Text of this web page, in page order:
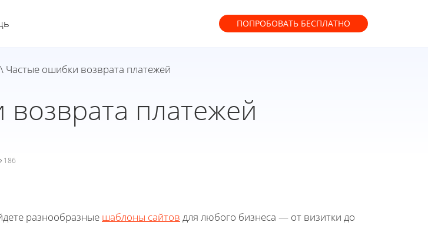
ПОПРОБОВАТЬ БЕСПЛАТНО
\ Частые ошибки возврата платежей
платежей
186
разнообразные шаблоны сайтов для любого бизнеса — от визитки до